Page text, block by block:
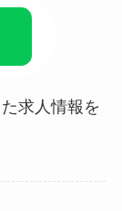
求人情報を